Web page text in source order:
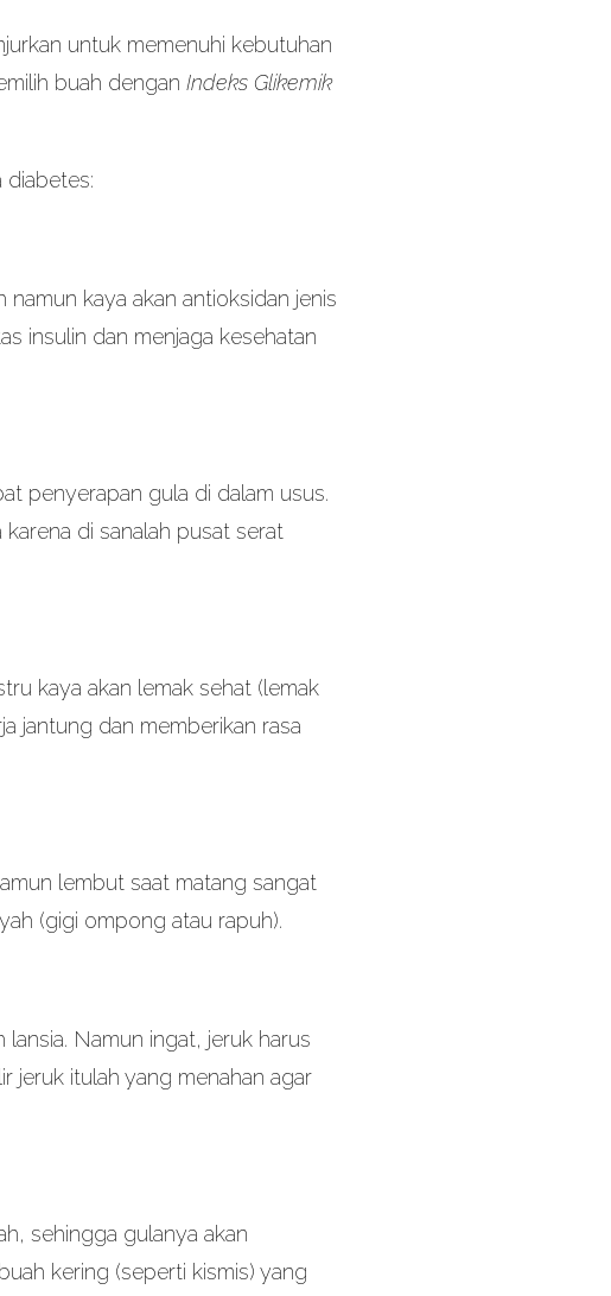
untuk memenuhi kebutuhan
buah dengan Indeks Glikemik
diabetes:
kaya akan antioksidan jenis
insulin dan menjaga kesehatan
penyerapan gula di dalam usus.
di sanalah pusat serat
kaya akan lemak sehat (lemak
jantung dan memberikan rasa
lembut saat matang sangat
(gigi ompong atau rapuh).
Namun ingat, jeruk harus
jeruk itulah yang menahan agar
sehingga gulanya akan
kering (seperti kismis) yang